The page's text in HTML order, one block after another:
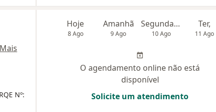
Mais
Nº:
Hoje
8 Ago
Amanhã
9 Ago
Segunda-feira
10 Ago
Ter,
11 Ago
O agendamento online não está
disponível
Solicite um atendimento